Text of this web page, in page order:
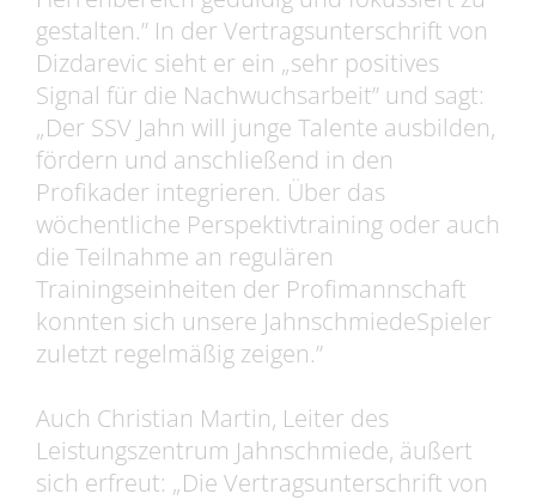
gestalten.” In der Vertragsunterschrift von
Dizdarevic sieht er ein „sehr positives
Signal für die Nachwuchsarbeit” und sagt:
„Der SSV Jahn will junge Talente ausbilden,
fördern und anschließend in den
Profikader integrieren. Über das
wöchentliche Perspektivtraining oder auch
die Teilnahme an regulären
Trainingseinheiten der Profimannschaft
konnten sich unsere JahnschmiedeSpieler
zuletzt regelmäßig zeigen.”
Auch Christian Martin, Leiter des
Leistungszentrum Jahnschmiede, äußert
sich erfreut: „Die Vertragsunterschrift von